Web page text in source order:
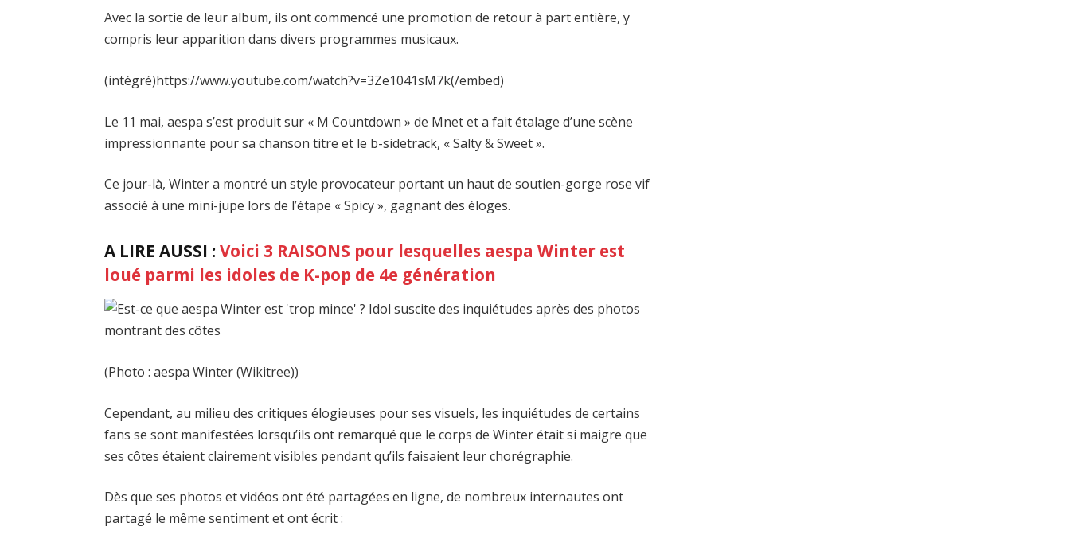
Avec la sortie de leur album, ils ont commencé une promotion de retour à part entière, y
compris leur apparition dans divers programmes musicaux.
(intégré)https://www.youtube.com/watch?v=3Ze1041sM7k(/embed)
Le 11 mai, aespa s’est produit sur « M Countdown » de Mnet et a fait étalage d’une scène
impressionnante pour sa chanson titre et le b-sidetrack, « Salty & Sweet ».
Ce jour-là, Winter a montré un style provocateur portant un haut de soutien-gorge rose vif
associé à une mini-jupe lors de l’étape « Spicy », gagnant des éloges.
A LIRE AUSSI :Voici 3 RAISONS pour lesquelles aespa Winter est
loué parmi les idoles de K-pop de 4e génération
(Photo : aespa Winter (Wikitree))
Cependant, au milieu des critiques élogieuses pour ses visuels, les inquiétudes de certains
fans se sont manifestées lorsqu’ils ont remarqué que le corps de Winter était si maigre que
ses côtes étaient clairement visibles pendant qu’ils faisaient leur chorégraphie.
Dès que ses photos et vidéos ont été partagées en ligne, de nombreux internautes ont
partagé le même sentiment et ont écrit :